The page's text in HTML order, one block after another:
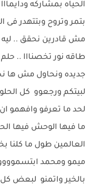
الحياه بمشاركه
بتمر وتروح وبتتهدر فى
مش قادرين نحقق .. ليه
طاقه نور تخصنااا ..
جديده ونحاول مش ها
لبيتكم ورجعوو كل
لحد ما تعرفو وافهمو ان
ما فيها الوحش فيها
العالمين طول ما كلنا
ميمو ومحمد
بالخير واتمنو لبعض